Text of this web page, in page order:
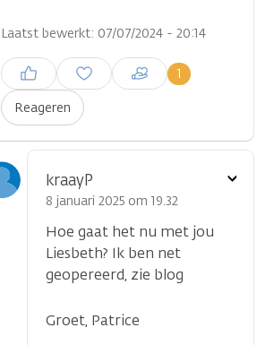
Laatst bewerkt: 07/07/2024 - 20:14
Reageren
1
Inloggen om een reactie te
plaatsen
kraayP
8 januari 2025 om 19.32
Hoe gaat het nu met jou
Liesbeth? Ik ben net
geopereerd, zie blog
Groet, Patrice
Toon